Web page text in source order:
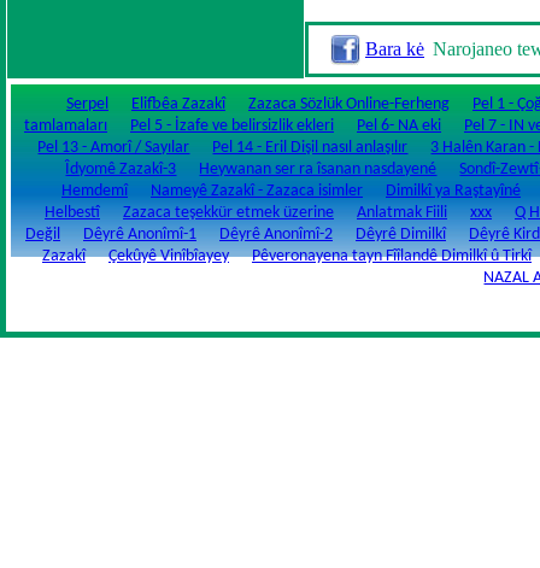
Bara kė Narojaneo
Serpel Elifbêa Zazakî Zazaca Sözlük Online-Ferheng
Pel 1 -
tamlamaları
Pel 5 - İzafe ve belirsizlik ekleri Pel 6- NA eki
Pel 7 - IN
Pel 13 - Amorî / Sayılar
Pel 14 - Eril Dişil nasıl anlaşılır
3 Halên Karan -
Îdyomê Zazakî-3
Heywanan ser ra îsanan nasdayené
Sondî-
Hemdemî
Nameyê Zazakî - Zazaca isimler
Dimilkî ya Raştayîné
Helbestî
Zazaca teşekkür etmek üzerine Anlatmak Fiili xxx
Q
Değil
Dêyrê Anonîmî-1 Dêyrê Anonîmî-2 Dêyrê Dimilkî
Dêyrê
Zazakî
Çekûyê Vinîbîayey
Pêveronayena tayn Fîîlandê Dimilkî û Tirkî
NAZAL